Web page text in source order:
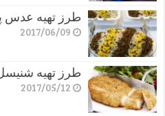
طرز تهیه عدس
2017/06/09
طرز تهیه
2017/05/12